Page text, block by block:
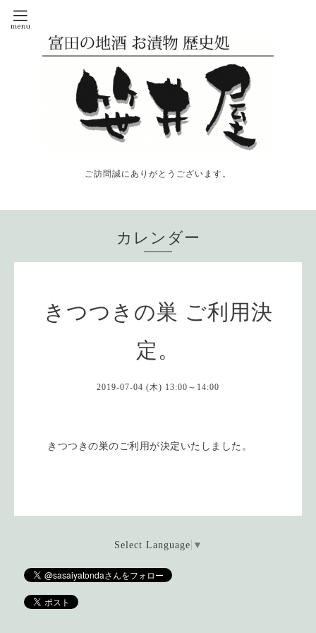
ご訪問誠にありがとうございます。
カレンダー
きつつきの巣 ご利用決
定。
2019-07-04 (木) 13:00～14:00
きつつきの巣のご利用が決定いたしました。
Select Language ▼